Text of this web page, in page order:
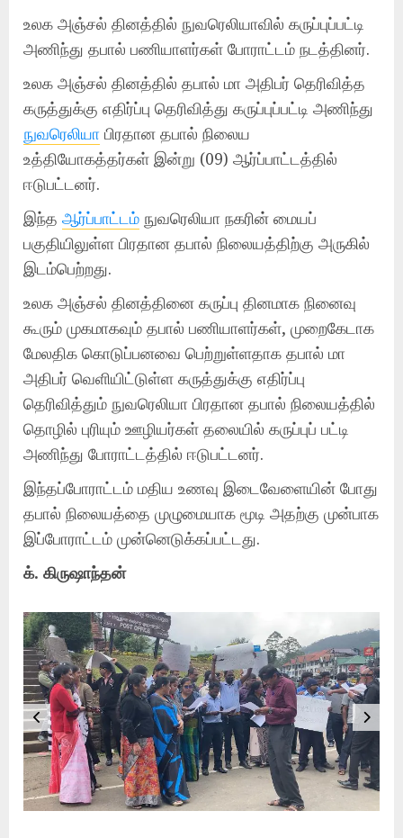
உலக அஞ்சல் தினத்தில் நுவரெலியாவில் கருப்புப்பட்டி
அணிந்து தபால் பணியாளர்கள் போராட்டம் நடத்தினர்.
உலக அஞ்சல் தினத்தில் தபால் மா அதிபர் தெரிவித்த
கருத்துக்கு எதிர்ப்பு தெரிவித்து கருப்புப்பட்டி அணிந்து
நுவரெலியா பிரதான தபால் நிலைய
உத்தியோகத்தர்கள் இன்று (09) ஆர்ப்பாட்டத்தில்
ஈடுபட்டனர்.
இந்த ஆர்ப்பாட்டம் நுவரெலியா நகரின் மையப்
பகுதியிலுள்ள பிரதான தபால் நிலையத்திற்கு அருகில்
இடம்பெற்றது.
உலக அஞ்சல் தினத்தினை கருப்பு தினமாக நினைவு
கூரும் முகமாகவும் தபால் பணியாளர்கள், முறைகேடாக
மேலதிக கொடுப்பனவை பெற்றுள்ளதாக தபால் மா
அதிபர் வெளியிட்டுள்ள கருத்துக்கு எதிர்ப்பு
தெரிவித்தும் நுவரெலியா பிரதான தபால் நிலையத்தில்
தொழில் புரியும் ஊழியர்கள் தலையில் கருப்புப் பட்டி
அணிந்து போராட்டத்தில் ஈடுபட்டனர்.
இந்தப்போராட்டம் மதிய உணவு இடைவேளையின் போது
தபால் நிலையத்தை முழுமையாக மூடி அதற்கு முன்பாக
இப்போராட்டம் முன்னெடுக்கப்பட்டது.
க். கிருஷாந்தன்